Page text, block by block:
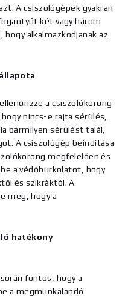
A csiszológépek gyakran
két vagy három
hogy alkalmazkodjanak az
a csiszolókorong
nincs-e rajta sérülés,
bármilyen sérülést talál,
A csiszológép beindítása
megfelelően és
a védőburkolatot, hogy
és szikráktól. A
meg, hogy a
hatékony
fontos, hogy a
a megmunkálandó